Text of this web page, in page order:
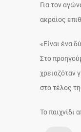
Για τον
ακραίος
«Είναι ένα
Στο
χρειαζόταν
στο τέλος
Το παιχνίδι